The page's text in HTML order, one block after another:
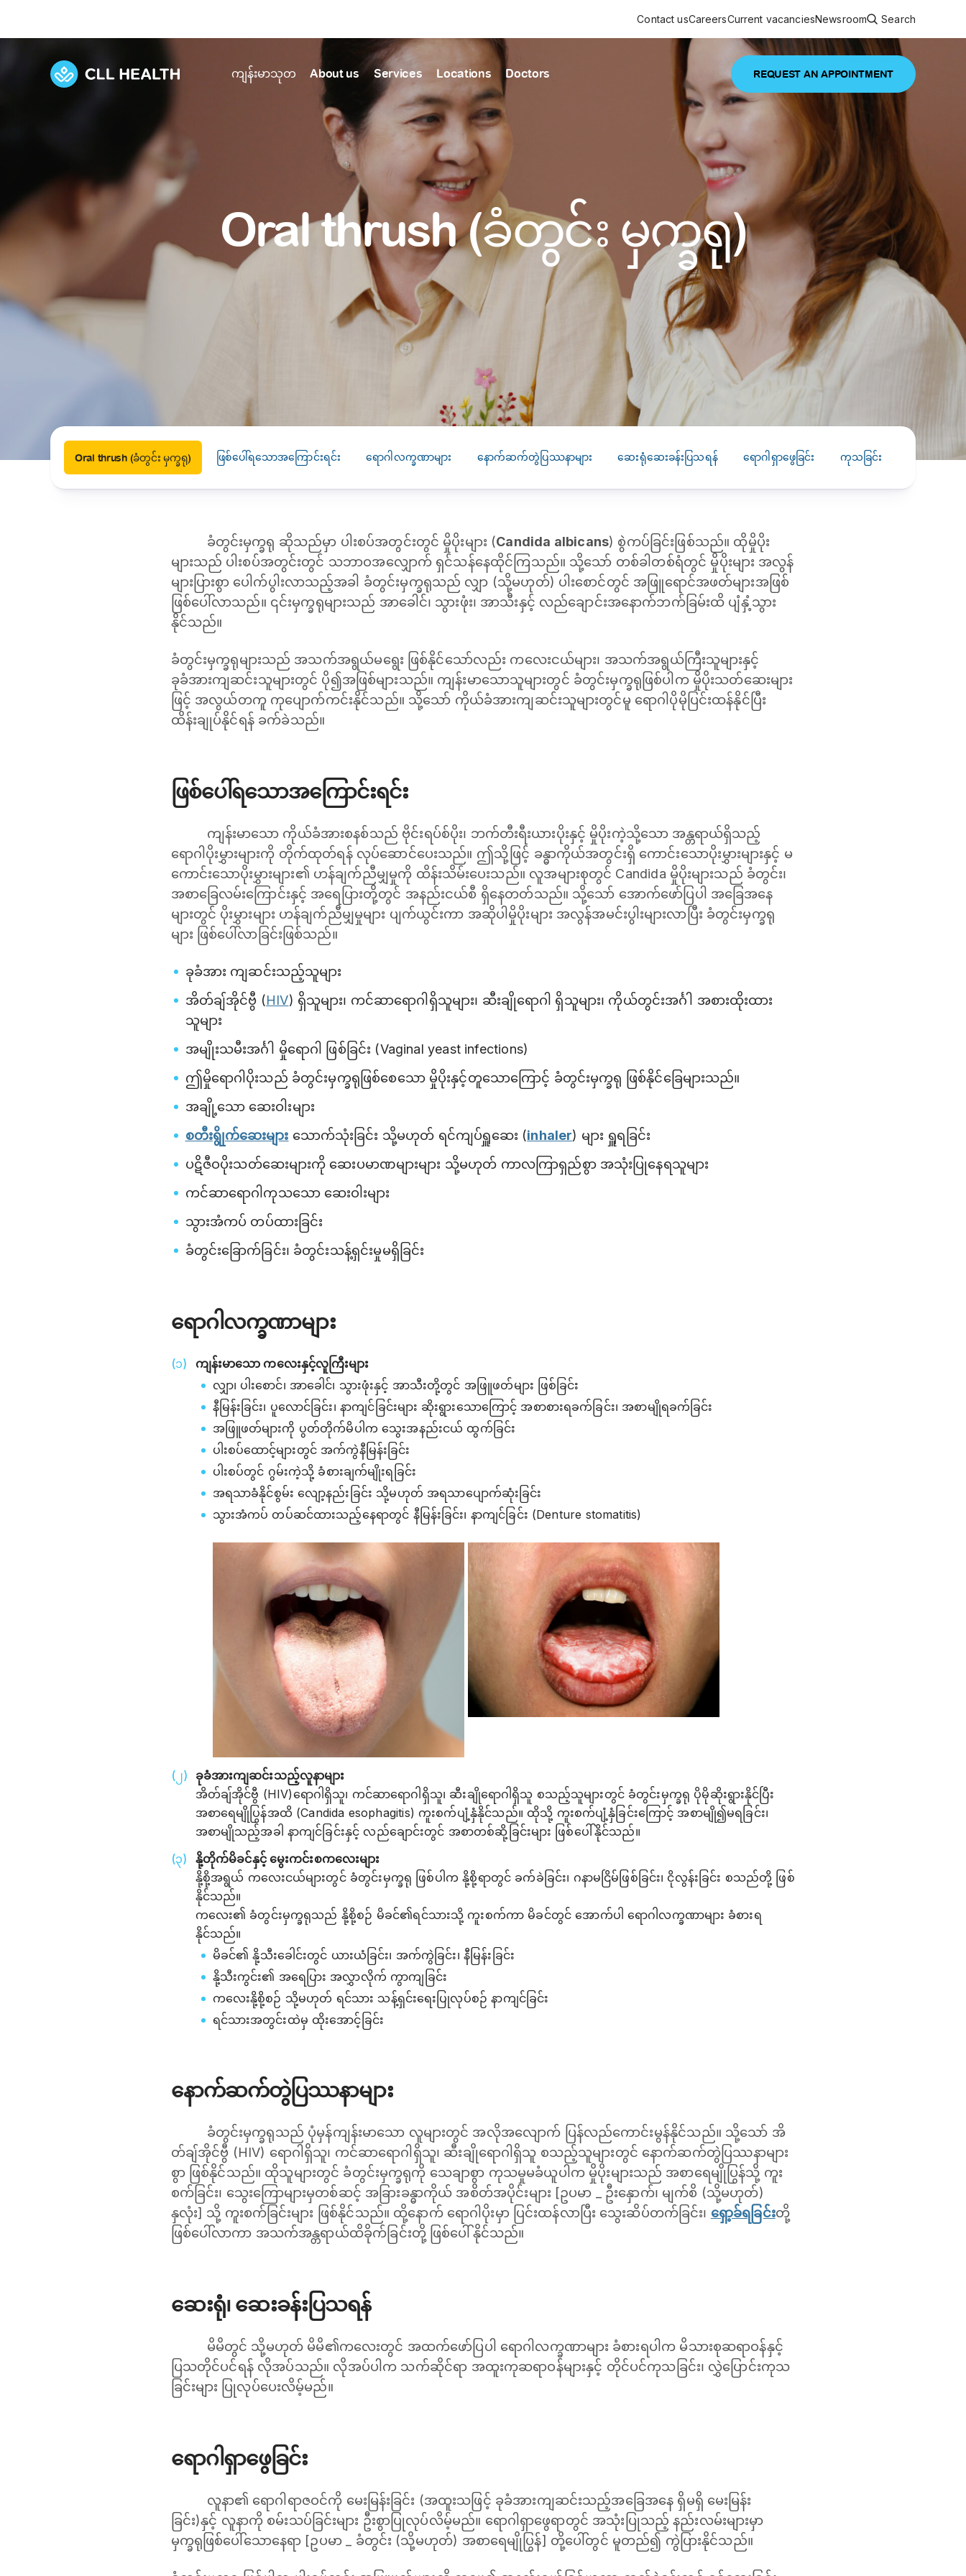
ကျန်းမာသုတ
View all health articles
Emergencies
Diseases and Conditions
Symptoms
Tests and Procedures
Drugs and Supplements
Find Health articles by first letter
C D E F
L
O P Q R
X Z #
Or search by keyword
ALL ARTICLES
SEARCH
Featured article
DISEASES AND CONDITIONS
22 APR 2026
Melioidosis (မယ်လီယွိုက်ဒိုး
လီယွိုက်ဒိုးဆစ် ပြင်းထန်
About us
About us
Discover our commitment to transforming healthcare
Our history
Careers
News & Announcements
PRESS RELEASE
16 JAN 2026
CLL HEALTH
Strengthens
Myanmar Through
Phyu Laboratory and
Yangon, Myanmar, 8
January 2026 — CLL
HEALTH is pleased to
announce the...
PRESS RELEASE
29 AUG 2024
CLL HEALTH unveils
Shin Saw Pu Clinic in
Yangon, advancing
primary care
services
HEALTH is delighted to
announce the...
Services
Explore Services
Comprehensive care for your health and well-being
Primary care Developmental screening
Immunisation
Digestive care Fertility care
Our featured services
Trusted care for every stage of life
Primary care
Comprehensive and continuing health care from prenatal
to elderly stages, coordinating with specialists as
needed
Locations
Our Facilities
Comprehensive care for your health and well-being
Our polyclinics
Quality primary and specialty care near you
Our clinics
Diagnostics and treatment in one place
Dedicated to providing comprehensive interdisciplinary
healthcare services
Shin Saw Pu Clinic
A Top-Tier Primary Care Facility Inaugurated in Yangon for
Local and Expatriate Families
Doctors REQUEST AN APPOINTMENT
Contact usCareersCurrent vacanciesNewsroom Search
Oral thrush (ခံတွင်း မှက္ခရု)
Oral thrush (ခံတွင်း မှက္ခရု) ဖြစ်ပေါ်ရသောအကြောင်းရင်း ရောဂါလက္ခဏာများ နောက်ဆက်တွဲပြဿနာများ ဆေးရုံဆေးခန်းပြသရန် ရောဂါရှာဖွေခြင်း ကုသခြင်း ကာကွယ်ခြင်း
ခံတွင်းမှက္ခရု ဆိုသည်မှာ ပါးစပ်အတွင်းတွင် မှိုပိုးများ (Candida albicans) စွဲကပ်ခြင်းဖြစ်သည်။ ထိုမှိုပိုး
များသည် ပါးစပ်အတွင်းတွင် သဘာဝအလျှောက် ရှင်သန်နေထိုင်ကြသည်။ သို့သော် တစ်ခါတစ်ရံတွင် မှိုပိုးများ အလွန်
များပြားစွာ ပေါက်ပွါးလာသည့်အခါ ခံတွင်းမှက္ခရုသည် လျှာ (သို့မဟုတ်) ပါးစောင်တွင် အဖြူရောင်အဖတ်များအဖြစ်
ဖြစ်ပေါ်လာသည်။ ၎င်းမှက္ခရုများသည် အာခေါင်၊ သွားဖုံး၊ အာသီးနှင့် လည်ချောင်းအနောက်ဘက်ခြမ်းထိ ပျံနှံ့သွား
နိုင်သည်။
ခံတွင်းမှက္ခရုများသည် အသက်အရွယ်မရွေး ဖြစ်နိုင်သော်လည်း ကလေးငယ်များ၊ အသက်အရွယ်ကြီးသူများနှင့်
ခုခံအားကျဆင်းသူများတွင် ပို၍အဖြစ်များသည်။ ကျန်းမာသောသူများတွင် ခံတွင်းမှက္ခရုဖြစ်ပါက မှိုပိုးသတ်ဆေးများ
ဖြင့် အလွယ်တကူ ကုပျောက်ကင်းနိုင်သည်။ သို့သော် ကိုယ်ခံအားကျဆင်းသူများတွင်မူ ရောဂါပိုမိုပြင်းထန်နိုင်ပြီး
ထိန်းချုပ်နိုင်ရန် ခက်ခဲသည်။
ဖြစ်ပေါ်ရသောအကြောင်းရင်း
ကျန်းမာသော ကိုယ်ခံအားစနစ်သည် ဗိုင်းရပ်စ်ပိုး၊ ဘက်တီးရီးယားပိုးနှင့် မှိုပိုးကဲ့သို့သော အန္တရာယ်ရှိသည့်
ရောဂါပိုးမွှားများကို တိုက်ထုတ်ရန် လုပ်ဆောင်ပေးသည်။ ဤသို့ဖြင့် ခန္ဓာကိုယ်အတွင်းရှိ ကောင်းသောပိုးမွှားများနှင့် မ
ကောင်းသောပိုးမွှားများ၏ ဟန်ချက်ညီမျှမှုကို ထိန်းသိမ်းပေးသည်။ လူအများစုတွင် Candida မှိုပိုးများသည် ခံတွင်း၊
အစာခြေလမ်းကြောင်းနှင့် အရေပြားတို့တွင် အနည်းငယ်စီ ရှိနေတတ်သည်။ သို့သော် အောက်ဖော်ပြပါ အခြေအနေ
များတွင် ပိုးမွှားများ ဟန်ချက်ညီမျှမှုများ ပျက်ယွင်းကာ အဆိုပါမှိုပိုးများ အလွန်အမင်းပွါးများလာပြီး ခံတွင်းမှက္ခရု
များ ဖြစ်ပေါ်လာခြင်းဖြစ်သည်။
ခုခံအား ကျဆင်းသည့်သူများ
အိတ်ချ်အိုင်ဗွီ (HIV) ရှိသူများ၊ ကင်ဆာရောဂါရှိသူများ၊ ဆီးချိုရောဂါ ရှိသူများ၊ ကိုယ်တွင်းအင်္ဂါ အစားထိုးထား
သူများ
အမျိုးသမီးအင်္ဂါ မှိုရောဂါ ဖြစ်ခြင်း (Vaginal yeast infections)
ဤမှိုရောဂါပိုးသည် ခံတွင်းမှက္ခရုဖြစ်စေသော မှိုပိုးနှင့်တူသောကြောင့် ခံတွင်းမှက္ခရု ဖြစ်နိုင်ခြေများသည်။
အချို့သော ဆေးဝါးများ
စတီးရွိုက်ဆေးများ သောက်သုံးခြင်း သို့မဟုတ် ရင်ကျပ်ရှူဆေး (inhaler) များ ရှူရခြင်း
ပဋိဇီဝပိုးသတ်ဆေးများကို ဆေးပမာဏများများ သို့မဟုတ် ကာလကြာရှည်စွာ အသုံးပြုနေရသူများ
ကင်ဆာရောဂါကုသသော ဆေးဝါးများ
သွားအံကပ် တပ်ထားခြင်း
ခံတွင်းခြောက်ခြင်း၊ ခံတွင်းသန့်ရှင်းမှုမရှိခြင်း
ရောဂါလက္ခဏာများ
ကျန်းမာသော ကလေးနှင့်လူကြီးများ
လျှာ၊ ပါးစောင်၊ အာခေါင်၊ သွားဖုံးနှင့် အာသီးတို့တွင် အဖြူဖတ်များ ဖြစ်ခြင်း
နီမြန်းခြင်း၊ ပူလောင်ခြင်း၊ နာကျင်ခြင်းများ ဆိုးရွားသောကြောင့် အစာစားရခက်ခြင်း၊ အစာမျိုရခက်ခြင်း
အဖြူဖတ်များကို ပွတ်တိုက်မိပါက သွေးအနည်းငယ် ထွက်ခြင်း
ပါးစပ်ထောင့်များတွင် အက်ကွဲနီမြန်းခြင်း
ပါးစပ်တွင် ဂွမ်းကဲ့သို့ ခံစားချက်မျိုးရခြင်း
အရသာခံနိုင်စွမ်း လျော့နည်းခြင်း သို့မဟုတ် အရသာပျောက်ဆုံးခြင်း
သွားအံကပ် တပ်ဆင်ထားသည့်နေရာတွင် နီမြန်းခြင်း၊ နာကျင်ခြင်း (Denture stomatitis)
ခုခံအားကျဆင်းသည့်လူနာများ
အိတ်ချ်အိုင်ဗွီ (HIV)ရောဂါရှိသူ၊ ကင်ဆာရောဂါရှိသူ၊ ဆီးချိုရောဂါရှိသူ စသည့်သူများတွင် ခံတွင်းမှက္ခရု ပိုမိုဆိုးရွားနိုင်ပြီး
အစာရေမျိုပြွန်အထိ (Candida esophagitis) ကူးစက်ပျံ့နှံနိုင်သည်။ ထိုသို့ ကူးစက်ပျံ့နှံခြင်းကြောင့် အစာမျို၍မရခြင်း၊
အစာမျိုသည့်အခါ နာကျင်ခြင်းနှင့် လည်ချောင်းတွင် အစာတစ်ဆို့ခြင်းများ ဖြစ်ပေါ်နိုင်သည်။
နို့တိုက်မိခင်နှင့် မွေးကင်းစကလေးများ
နို့စို့အရွယ် ကလေးငယ်များတွင် ခံတွင်းမှက္ခရု ဖြစ်ပါက နို့စို့ရာတွင် ခက်ခဲခြင်း၊ ဂနာမငြိမ်ဖြစ်ခြင်း၊ ငိုလွန်းခြင်း စသည်တို့ ဖြစ်
နိုင်သည်။
ကလေး၏ ခံတွင်းမှက္ခရုသည် နို့စို့စဉ် မိခင်၏ရင်သားသို့ ကူးစက်ကာ မိခင်တွင် အောက်ပါ ရောဂါလက္ခဏာများ ခံစားရ
နိုင်သည်။
မိခင်၏ နို့သီးခေါင်းတွင် ယားယံခြင်း၊ အက်ကွဲခြင်း၊ နီမြန်းခြင်း
နို့သီးကွင်း၏ အရေပြား အလွှာလိုက် ကွာကျခြင်း
ကလေးနို့စို့စဉ် သို့မဟုတ် ရင်သား သန့်ရှင်းရေးပြုလုပ်စဉ် နာကျင်ခြင်း
ရင်သားအတွင်းထဲမှ ထိုးအောင့်ခြင်း
နောက်ဆက်တွဲပြဿနာများ
ခံတွင်းမှက္ခရုသည် ပုံမှန်ကျန်းမာသော လူများတွင် အလိုအလျောက် ပြန်လည်ကောင်းမွန်နိုင်သည်။ သို့သော် အိ
တ်ချ်အိုင်ဗွီ (HIV) ရောဂါရှိသူ၊ ကင်ဆာရောဂါရှိသူ၊ ဆီးချိုရောဂါရှိသူ စသည့်သူများတွင် နောက်ဆက်တွဲပြဿနာများ
စွာ ဖြစ်နိုင်သည်။ ထိုသူများတွင် ခံတွင်းမှက္ခရုကို သေချာစွာ ကုသမှုမခံယူပါက မှိုပိုးများသည် အစာရေမျိုပြွန်သို့ ကူး
စက်ခြင်း၊ သွေးကြောများမှတစ်ဆင့် အခြားခန္ဓာကိုယ် အစိတ်အပိုင်းများ [ဥပမာ _ ဦးနှောက်၊ မျက်စိ (သို့မဟုတ်)
နှလုံး] သို့ ကူးစက်ခြင်းများ ဖြစ်နိုင်သည်။ ထို့နောက် ရောဂါပိုးမှာ ပြင်းထန်လာပြီး သွေးဆိပ်တက်ခြင်း၊ ရှော့ခ်ရခြင်းတို့
ဖြစ်ပေါ်လာကာ အသက်အန္တရာယ်ထိခိုက်ခြင်းတို့ ဖြစ်ပေါ်နိုင်သည်။
ဆေးရုံ၊ ဆေးခန်းပြသရန်
မိမိတွင် သို့မဟုတ် မိမိ၏ကလေးတွင် အထက်ဖော်ပြပါ ရောဂါလက္ခဏာများ ခံစားရပါက မိသားစုဆရာဝန်နှင့်
ပြသတိုင်ပင်ရန် လိုအပ်သည်။ လိုအပ်ပါက သက်ဆိုင်ရာ အထူးကုဆရာဝန်များနှင့် တိုင်ပင်ကုသခြင်း၊ လွှဲပြောင်းကုသ
ခြင်းများ ပြုလုပ်ပေးလိမ့်မည်။
ရောဂါရှာဖွေခြင်း
လူနာ၏ ရောဂါရာဇဝင်ကို မေးမြန်းခြင်း (အထူးသဖြင့် ခုခံအားကျဆင်းသည့်အခြေအနေ ရှိမရှိ မေးမြန်း
ခြင်း)နှင့် လူနာကို စမ်းသပ်ခြင်းများ ဦးစွာပြုလုပ်လိမ့်မည်။ ရောဂါရှာဖွေရာတွင် အသုံးပြုသည့် နည်းလမ်းများမှာ
မှက္ခရုဖြစ်ပေါ်သောနေရာ [ဥပမာ _ ခံတွင်း (သို့မဟုတ်) အစာရေမျိုပြွန်] တို့ပေါ်တွင် မူတည်၍ ကွဲပြားနိုင်သည်။